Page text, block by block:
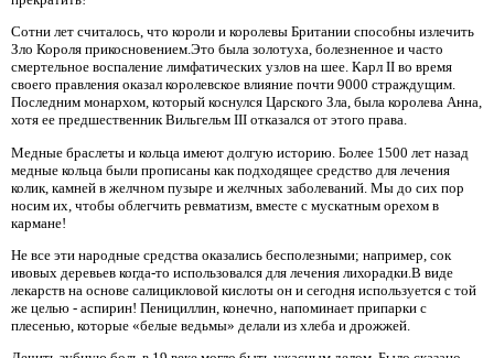
Сотни лет считалось, что короли и королевы Британии способны излечить
Зло Короля прикосновением.Это была золотуха, болезненное и часто
смертельное воспаление лимфатических узлов на шее. Карл II во время
своего правления оказал королевское влияние почти 9000 страждущим.
Последним монархом, который коснулся Царского Зла, была королева Анна,
хотя ее предшественник Вильгельм III отказался от этого права.
Медные браслеты и кольца имеют долгую историю. Более 1500 лет назад
медные кольца были прописаны как подходящее средство для лечения
колик, камней в желчном пузыре и желчных заболеваний. Мы до сих пор
носим их, чтобы облегчить ревматизм, вместе с мускатным орехом в
кармане!
Не все эти народные средства оказались бесполезными; например, сок
ивовых деревьев когда-то использовался для лечения лихорадки.В виде
лекарств на основе салицикловой кислоты он и сегодня используется с той
же целью - аспирин! Пенициллин, конечно, напоминает припарки с
плесенью, которые «белые ведьмы» делали из хлеба и дрожжей.